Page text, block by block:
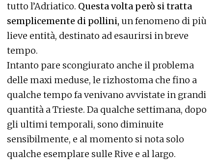
tutto l’Adriatico. Questa volta però si tratta
semplicemente di pollini, un fenomeno di più
lieve entità, destinato ad esaurirsi in breve
tempo.
Intanto pare scongiurato anche il problema
delle maxi meduse, le rizhostoma che fino a
qualche tempo fa venivano avvistate in grandi
quantità a Trieste. Da qualche settimana, dopo
gli ultimi temporali, sono diminuite
sensibilmente, e al momento si nota solo
qualche esemplare sulle Rive e al largo.